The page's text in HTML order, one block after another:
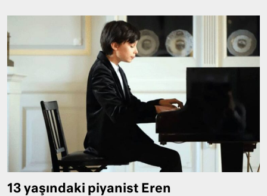
13 yaşındaki piyanist Eren